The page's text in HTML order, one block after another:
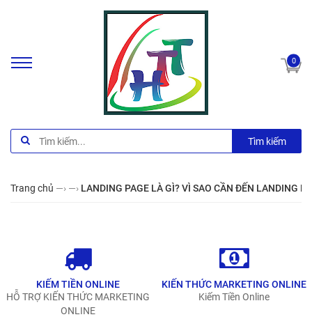
0
Tìm kiếm
Trang chủ —› —› LANDING PAGE LÀ GÌ? VÌ SAO CẦN ĐẾN LANDING
KIẾM TIỀN ONLINE
HỖ TRỢ KIẾN THỨC MARKETING
ONLINE
KIẾN THỨC MARKETING ONLINE
Kiếm Tiền Online